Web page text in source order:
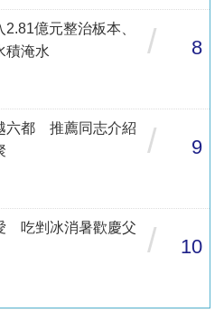
億元整治板本、
積淹水
/ 8
六都 推薦同志介紹
/ 9
吃剉冰消暑歡慶父
/ 10